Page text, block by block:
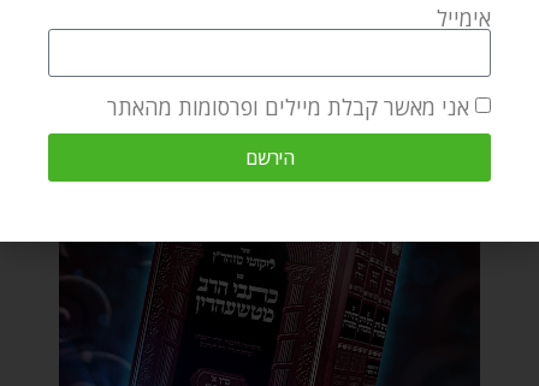
אימייל
אני מאשר קבלת מיילים ופרסומות מהאתר
הירשם